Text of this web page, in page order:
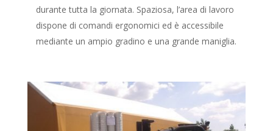
durante tutta la giornata. Spaziosa, l’area di lavoro
dispone di comandi ergonomici ed è accessibile
mediante un ampio gradino e una grande maniglia.